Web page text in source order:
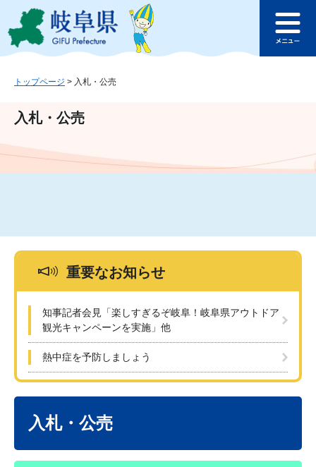
ジ
ュ
文
このページの本文へ
ュ
トップページ > 入札・公売
入札・公売
重要なお知らせ
知事記者会見「楽しすぎるぞ岐阜！岐阜県アウトドア
観光キャンペーンを実施」他
熱中症を予防しましょう
入札・公売